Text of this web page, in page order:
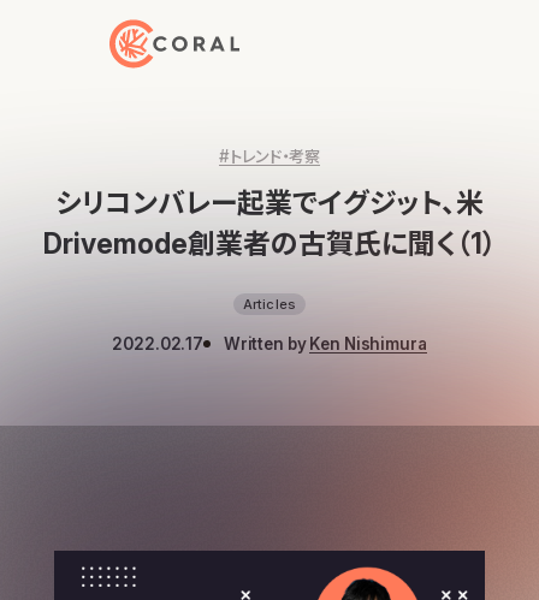
トップページへ戻る
#トレンド・考察
シリコンバレー起業でイグジット、米
Drivemode創業者の古賀氏に聞く（1）
Articles
2022.02.17 Written by Ken Nishimura